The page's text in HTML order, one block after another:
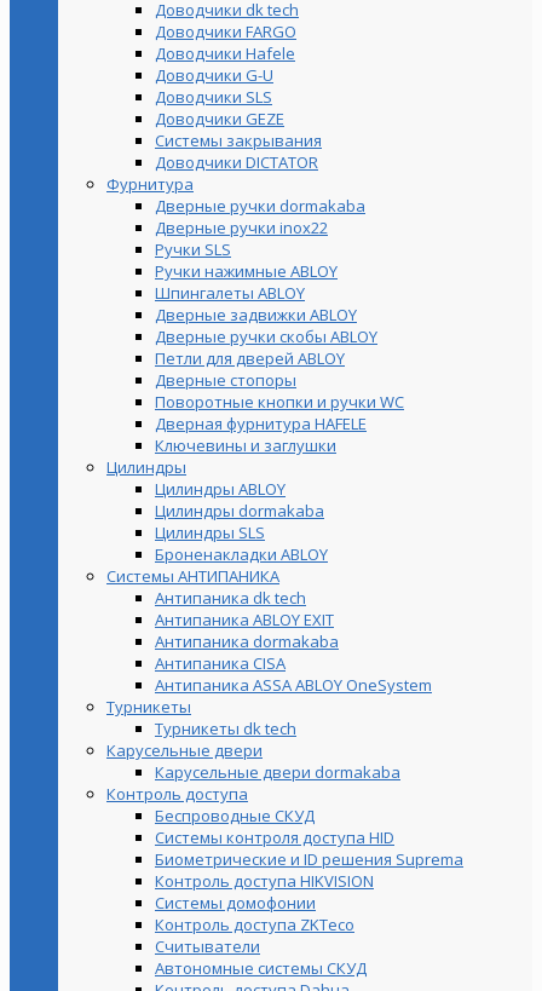
Доводчики dk tech
Доводчики FARGO
Доводчики Hafele
Доводчики G-U
Доводчики SLS
Доводчики GEZE
Cистемы закрывания
Доводчики DICTATOR
Фурнитура
Дверные ручки dormakaba
Дверные ручки inox22
Ручки SLS
Ручки нажимные ABLOY
Шпингалеты ABLOY
Дверные задвижки ABLOY
Дверные ручки скобы ABLOY
Петли для дверей ABLOY
Дверные стопоры
Поворотные кнопки и ручки WC
Дверная фурнитура HAFELE
Ключевины и заглушки
Цилиндры
Цилиндры ABLOY
Цилиндры dormakaba
Цилиндры SLS
Броненакладки ABLOY
Системы АНТИПАНИКА
Антипаника dk tech
Антипаника ABLOY EXIT
Антипаника dormakaba
Антипаника СISA
Антипаника ASSA ABLOY OneSystem
Турникеты
Турникеты dk tech
Карусельные двери
Карусельные двери dormakaba
Контроль доступа
Беспроводные СКУД
Системы контроля доступа HID
Биометрические и ID решения Suprema
Контроль доступа HIKVISION
Системы домофонии
Контроль доступа ZKTeco
Считыватели
Автономные системы СКУД